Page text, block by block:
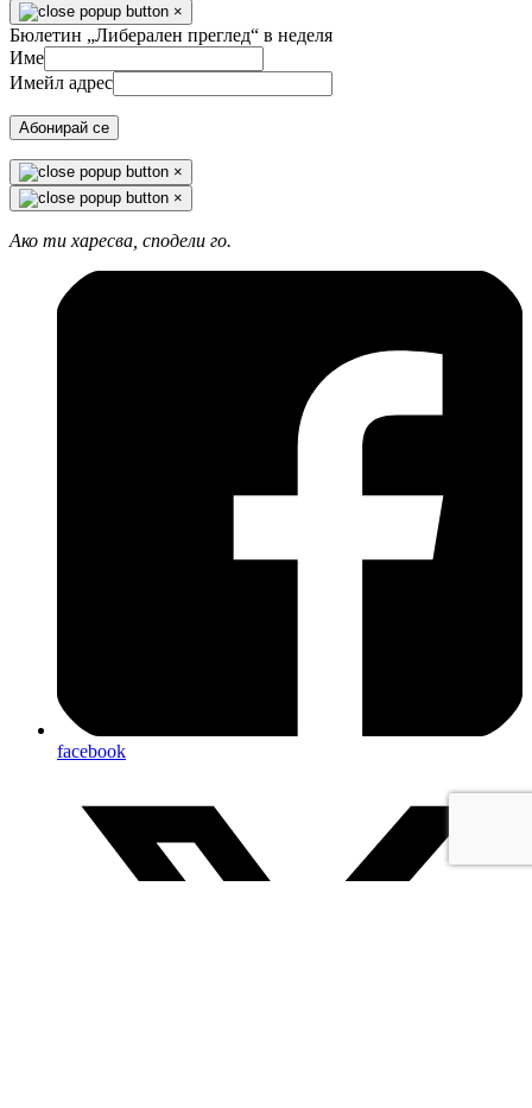
×
Бюлетин „Либерален преглед“ в неделя
Име
Имейл адрес
Абонирай се
×
×
Ако ти харесва, сподели го.
facebook